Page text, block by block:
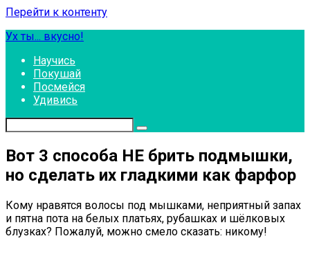
Перейти к контенту
Ух ты... вкусно!
Научись
Покушай
Посмейся
Удивись
Вот 3 способа НЕ брить подмышки,
но сделать их гладкими как фарфор
Кому нравятся волосы под мышками, неприятный запах
и пятна пота на белых платьях, рубашках и шёлковых
блузках? Пожалуй, можно смело сказать: никому!